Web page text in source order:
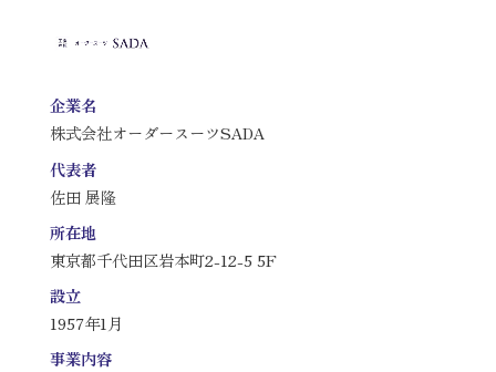
企業名
株式会社オーダースーツSADA
代表者
佐田 展隆
所在地
東京都千代田区岩本町2-12-5 5F
設立
1957年1月
事業内容